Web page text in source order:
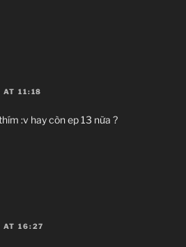
11:18
:v hay còn ep 13 nữa ?
AT 16:27